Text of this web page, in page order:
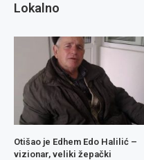
Lokalno
Otišao je Edhem Edo Halilić –
vizionar, veliki žepački